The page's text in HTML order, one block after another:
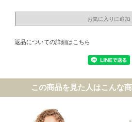
返品についての詳細はこちら
この商品を見た人はこんな